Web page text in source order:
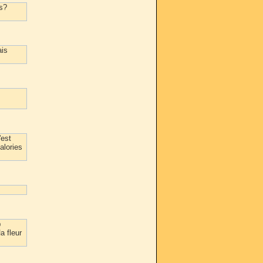
fleur